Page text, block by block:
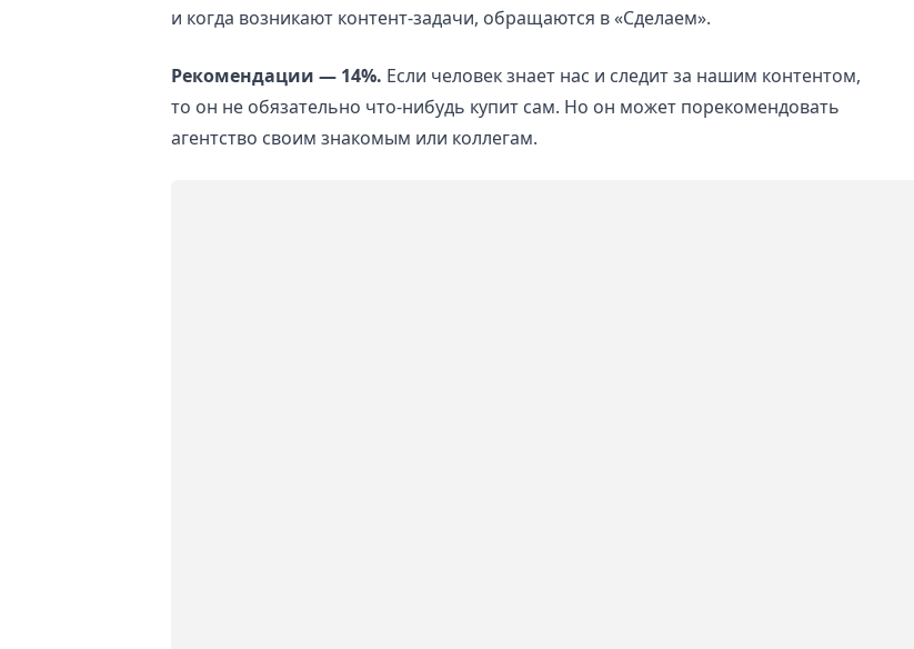
и когда возникают контент-задачи, обращаются в «Сделаем».
Рекомендации — 14%. Если человек знает нас и следит за нашим контентом,
то он не обязательно что-нибудь купит сам. Но он может порекомендовать
агентство своим знакомым или коллегам.